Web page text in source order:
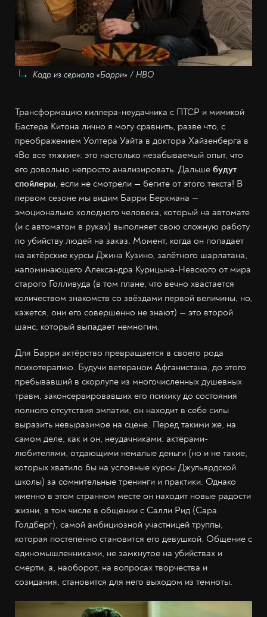
Кадр из сериала «Барри» / HBO
Трансформацию киллера-неудачника с ПТСР и мимикой
Бастера Китона лично я могу сравнить, разве что, с
преображением Уолтера Уайта в доктора Хайзенберга в
«Во все тяжкие»: это настолько незабываемый опыт, что
его довольно непросто анализировать. Дальше будут
спойлеры, если не смотрели — бегите от этого текста! В
первом сезоне мы видим Барри Беркмана —
эмоционально холодного человека, который на автомате
(и с автоматом в руках) выполняет свою сложную работу
по убийству людей на заказ. Момент, когда он попадает
на актёрские курсы Джина Кузино, залётного шарлатана,
напоминающего Александра Курицына-Невского от мира
старого Голливуда (в том плане, что вечно хвастается
количеством знакомств со звёздами первой величины, но,
кажется, они его совершенно не знают) — это второй
шанс, который выпадает немногим.
Для Барри актёрство превращается в своего рода
психотерапию. Будучи ветераном Афганистана, до этого
пребывавший в скорлупе из многочисленных душевных
травм, законсервировавших его психику до состояния
полного отсутствия эмпатии, он находит в себе силы
выразить невыразимое на сцене. Перед такими же, на
самом деле, как и он, неудачниками: актёрами-
любителями, отдающими немалые деньги (но и не такие,
которых хватило бы на условные курсы Джульярдской
школы) за сомнительные тренинги и практики. Однако
именно в этом странном месте он находит новые радости
жизни, в том числе в общении с Салли Рид (Сара
Голдберг), самой амбициозной участницей труппы,
которая постепенно становится его девушкой. Общение с
единомышленниками, не замкнутое на убийствах и
смерти, а, наоборот, на вопросах творчества и
созидания, становится для него выходом из темноты.